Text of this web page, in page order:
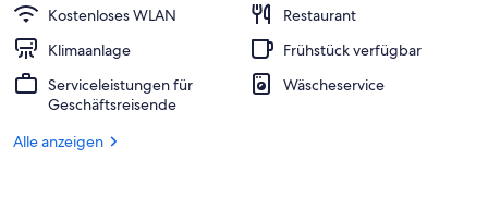
Außenbereich
Kostenloses WLAN
Restaurant
Klimaanlage
Frühstück verfügbar
Serviceleistungen für
Geschäftsreisende
Wäscheservice
Alle anzeigen